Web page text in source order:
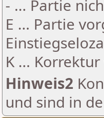
- ... Partie
E ... Partie
K ...
Hinweis2
und sind in